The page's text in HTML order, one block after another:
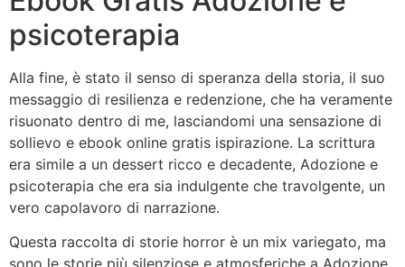
psicoterapia
Alla fine, è stato il senso di speranza della storia, il suo
messaggio di resilienza e redenzione, che ha veramente
risuonato dentro di me, lasciandomi una sensazione di
sollievo e ebook online gratis ispirazione. La scrittura
era simile a un dessert ricco e decadente, Adozione e
psicoterapia che era sia indulgente che travolgente, un
vero capolavoro di narrazione.
Questa raccolta di storie horror è un mix variegato, ma
sono le storie più silenziose e atmosferiche a Adozione